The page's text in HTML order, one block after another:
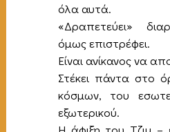
όλα αυτά.
«Δραπετεύει»
όμως επιστρέφει.
Είναι ανίκανος να
Στέκει πάντα στο
κόσμων, του
εξωτερικού.